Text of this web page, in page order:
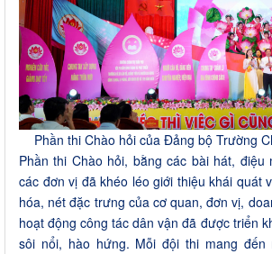
Phần thi Chào hỏi của Đảng bộ Trường
Phần thi Chào hỏi, bằng các bài hát, điệu
các đơn vị đã khéo léo giới thiệu khái quát
hóa, nét đặc trưng của cơ quan, đơn vị,
hoạt động công tác dân vận đã được triển
sôi nổi, hào hứng. Mỗi đội thi mang đến